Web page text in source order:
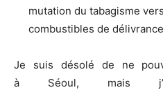
mutation du tabagisme
combustibles de
Je suis désolé de ne
à Séoul, mais